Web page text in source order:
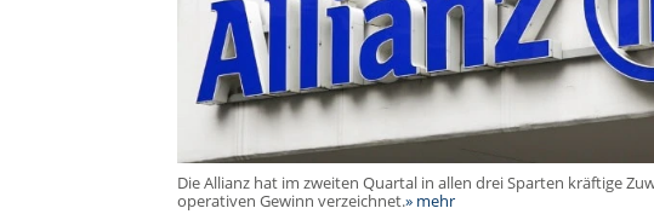
Die Allianz hat im zweiten Quartal in allen drei Sparten kräftige
operativen Gewinn verzeichnet.» mehr